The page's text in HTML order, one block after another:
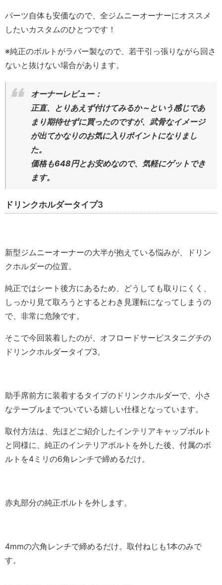
パーツ自体も安価なので、全ジムニーオーナーにオススメ
したいカスタムのひとつです！
※純正のボルトがラバー製なので、若干引っ張りながら回さ
ないと抜けない場合があります。
オーナーレビュー：
正直、とりあえず付けてみるか～という感じであ
まり期待せずに買ったのですが、武骨なイメージ
が出てかなりのお気に入りポイントになりまし
た。
価格も648円とお安めなので、気軽にゲットでき
ます。
ドリンクホルダータイプ3
新型ジムニーオーナーの大半が抱えている悩みが、ドリン
クホルダーの位置。
純正ではシート後方にあるため、どうしても取りにくく、
しっかり見て取ろうとするとわき見運転になってしまうの
で、非常に危険です。
そこで今回装着したのが、オフロードサービスタニグチの
ドリンクホルダータイプ3。
助手席前方に装着するタイプのドリンクホルダーで、小さ
なテーブルまでついている嬉しい仕様となっています。
取付方法は、先ほどご紹介したインテリアキャップボルト
と同様に、純正のインテリアボルトを外した後、付属のボ
ルトを4ミリの6角レンチで締めるだけ。
赤丸部分の純正ボルトを外します。
4mmの六角レンチで締めるだけ。取付ねじも1本のみで
す。